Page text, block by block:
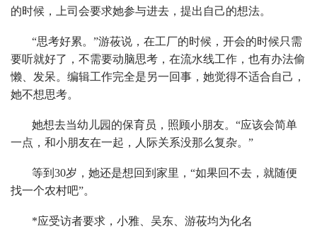
的时候，上司会要求她参与进去，提出自己的想法。
“思考好累。”游莜说，在工厂的时候，开会的时候只需
要听就好了，不需要动脑思考，在流水线工作，也有办法偷
懒、发呆。编辑工作完全是另一回事，她觉得不适合自己，
她不想思考。
她想去当幼儿园的保育员，照顾小朋友。“应该会简单
一点，和小朋友在一起，人际关系没那么复杂。”
等到30岁，她还是想回到家里，“如果回不去，就随便
找一个农村吧”。
*应受访者要求，小雅、吴东、游莜均为化名